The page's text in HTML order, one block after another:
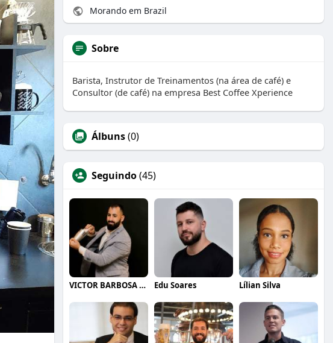
Morando em Brazil
Sobre
Barista, Instrutor de Treinamentos (na área de café) e
Consultor (de café) na empresa Best Coffee Xperience
Álbuns(0)
Seguindo(45)
VICTOR BARBOSA QUARANTA Edu Soares Lílian Silva